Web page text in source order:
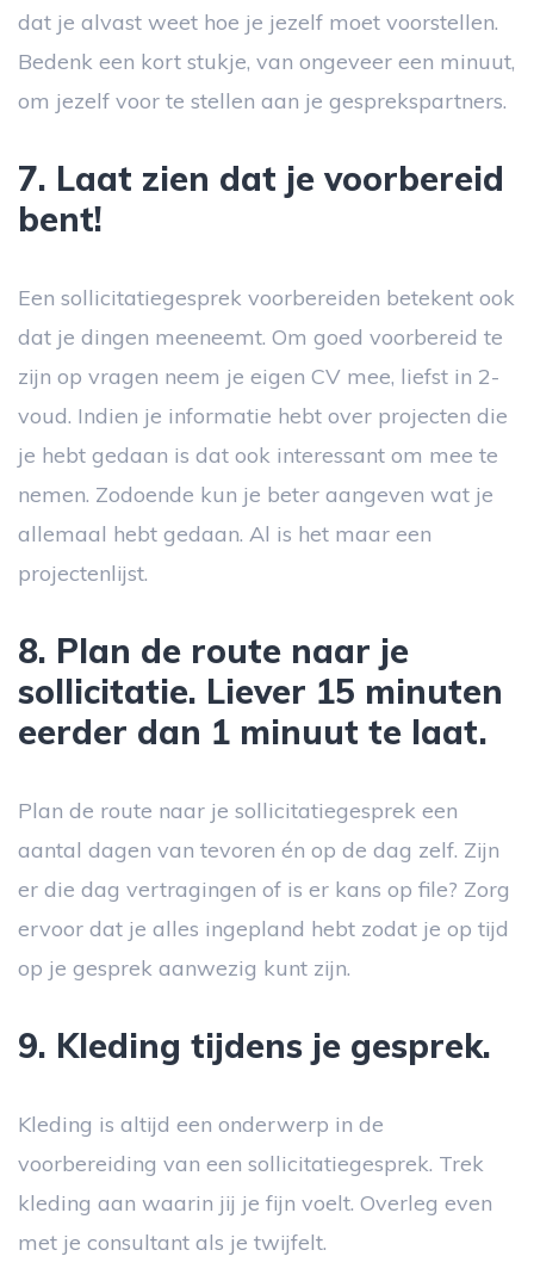
dat je alvast weet hoe je jezelf moet voorstellen.
Bedenk een kort stukje, van ongeveer een minuut,
om jezelf voor te stellen aan je gesprekspartners.
7. Laat zien dat je voorbereid
bent!
Een sollicitatiegesprek voorbereiden betekent ook
dat je dingen meeneemt. Om goed voorbereid te
zijn op vragen neem je eigen CV mee, liefst in 2-
voud. Indien je informatie hebt over projecten die
je hebt gedaan is dat ook interessant om mee te
nemen. Zodoende kun je beter aangeven wat je
allemaal hebt gedaan. Al is het maar een
projectenlijst.
8. Plan de route naar je
sollicitatie. Liever 15 minuten
eerder dan 1 minuut te laat.
Plan de route naar je sollicitatiegesprek een
aantal dagen van tevoren én op de dag zelf. Zijn
er die dag vertragingen of is er kans op file? Zorg
ervoor dat je alles ingepland hebt zodat je op tijd
op je gesprek aanwezig kunt zijn.
9. Kleding tijdens je gesprek.
Kleding is altijd een onderwerp in de
voorbereiding van een sollicitatiegesprek. Trek
kleding aan waarin jij je fijn voelt. Overleg even
met je consultant als je twijfelt.